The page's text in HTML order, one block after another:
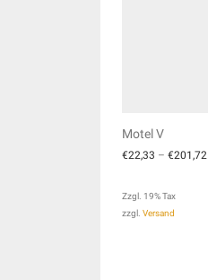
Motel V
€22,33 – €201,72
Zzgl. 19% Tax
zzgl. Versand